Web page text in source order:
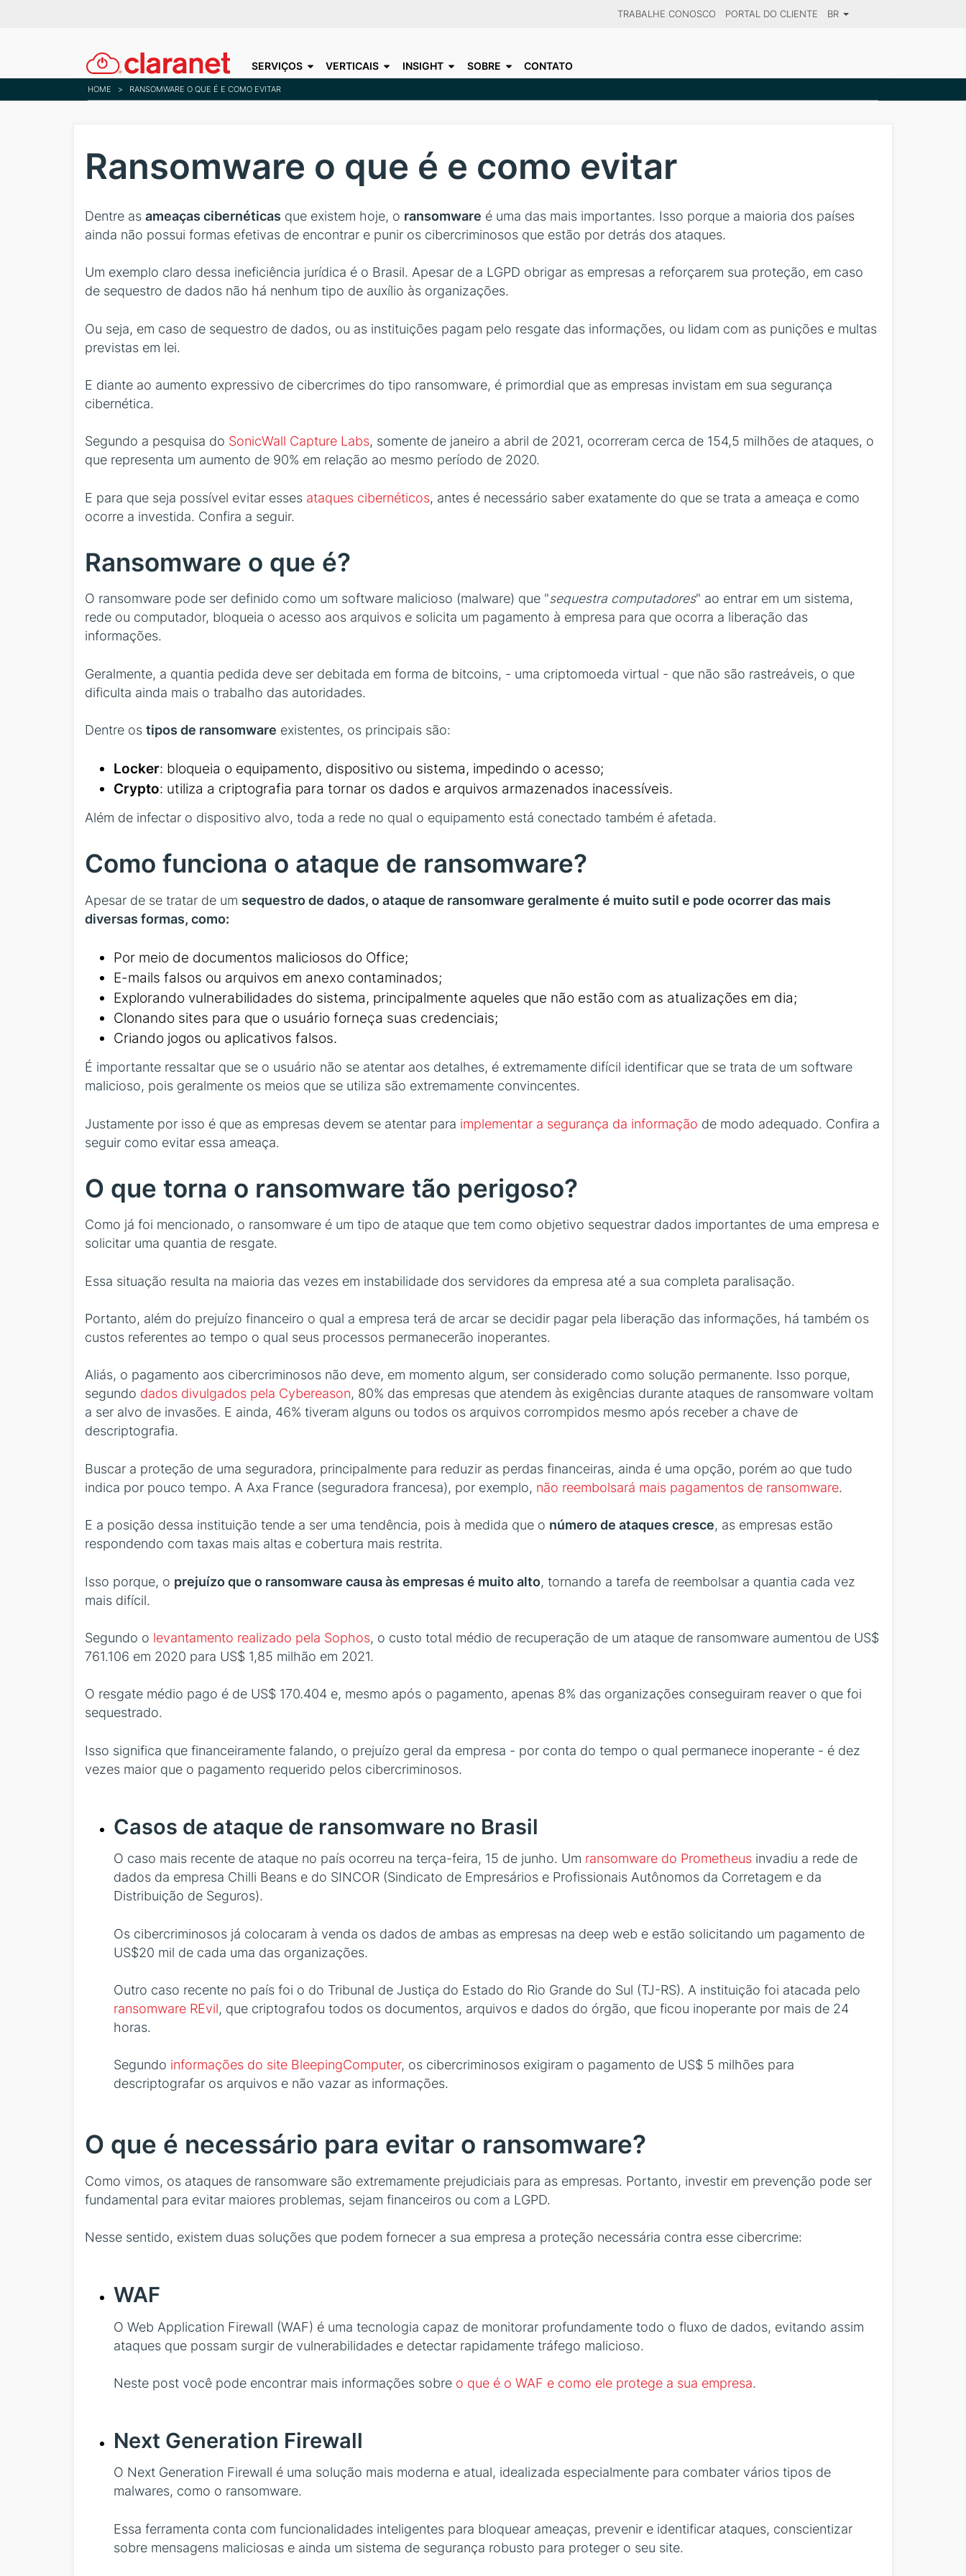
content
TRABALHE CONOSCO PORTAL DO CLIENTE BR
SERVIÇOS VERTICAIS INSIGHT SOBRE CONTATO
HOME > RANSOMWARE O QUE É E COMO EVITAR
Ransomware o que é e como evitar
Dentre as ameaças cibernéticas que existem hoje, o ransomware é uma das mais importantes. Isso porque a maioria dos países
ainda não possui formas efetivas de encontrar e punir os cibercriminosos que estão por detrás dos ataques.
Um exemplo claro dessa ineficiência jurídica é o Brasil. Apesar de a LGPD obrigar as empresas a reforçarem sua proteção, em caso
de sequestro de dados não há nenhum tipo de auxílio às organizações.
Ou seja, em caso de sequestro de dados, ou as instituições pagam pelo resgate das informações, ou lidam com as punições e multas
previstas em lei.
E diante ao aumento expressivo de cibercrimes do tipo ransomware, é primordial que as empresas invistam em sua segurança
cibernética.
Segundo a pesquisa do SonicWall Capture Labs, somente de janeiro a abril de 2021, ocorreram cerca de 154,5 milhões de ataques, o
que representa um aumento de 90% em relação ao mesmo período de 2020.
E para que seja possível evitar esses ataques cibernéticos, antes é necessário saber exatamente do que se trata a ameaça e como
ocorre a investida. Confira a seguir.
Ransomware o que é?
O ransomware pode ser definido como um software malicioso (malware) que "sequestra computadores" ao entrar em um sistema,
rede ou computador, bloqueia o acesso aos arquivos e solicita um pagamento à empresa para que ocorra a liberação das
informações.
Geralmente, a quantia pedida deve ser debitada em forma de bitcoins, - uma criptomoeda virtual - que não são rastreáveis, o que
dificulta ainda mais o trabalho das autoridades.
Dentre os tipos de ransomware existentes, os principais são:
Locker: bloqueia o equipamento, dispositivo ou sistema, impedindo o acesso;
Crypto: utiliza a criptografia para tornar os dados e arquivos armazenados inacessíveis.
Além de infectar o dispositivo alvo, toda a rede no qual o equipamento está conectado também é afetada.
Como funciona o ataque de ransomware?
Apesar de se tratar de um sequestro de dados, o ataque de ransomware geralmente é muito sutil e pode ocorrer das mais
diversas formas, como:
Por meio de documentos maliciosos do Office;
E-mails falsos ou arquivos em anexo contaminados;
Explorando vulnerabilidades do sistema, principalmente aqueles que não estão com as atualizações em dia;
Clonando sites para que o usuário forneça suas credenciais;
Criando jogos ou aplicativos falsos.
É importante ressaltar que se o usuário não se atentar aos detalhes, é extremamente difícil identificar que se trata de um software
malicioso, pois geralmente os meios que se utiliza são extremamente convincentes.
Justamente por isso é que as empresas devem se atentar para implementar a segurança da informação de modo adequado. Confira a
seguir como evitar essa ameaça.
O que torna o ransomware tão perigoso?
Como já foi mencionado, o ransomware é um tipo de ataque que tem como objetivo sequestrar dados importantes de uma empresa e
solicitar uma quantia de resgate.
Essa situação resulta na maioria das vezes em instabilidade dos servidores da empresa até a sua completa paralisação.
Portanto, além do prejuízo financeiro o qual a empresa terá de arcar se decidir pagar pela liberação das informações, há também os
custos referentes ao tempo o qual seus processos permanecerão inoperantes.
Aliás, o pagamento aos cibercriminosos não deve, em momento algum, ser considerado como solução permanente. Isso porque,
segundo dados divulgados pela Cybereason, 80% das empresas que atendem às exigências durante ataques de ransomware voltam
a ser alvo de invasões. E ainda, 46% tiveram alguns ou todos os arquivos corrompidos mesmo após receber a chave de
descriptografia.
Buscar a proteção de uma seguradora, principalmente para reduzir as perdas financeiras, ainda é uma opção, porém ao que tudo
indica por pouco tempo. A Axa France (seguradora francesa), por exemplo, não reembolsará mais pagamentos de ransomware.
E a posição dessa instituição tende a ser uma tendência, pois à medida que o número de ataques cresce, as empresas estão
respondendo com taxas mais altas e cobertura mais restrita.
Isso porque, o prejuízo que o ransomware causa às empresas é muito alto, tornando a tarefa de reembolsar a quantia cada vez
mais difícil.
Segundo o levantamento realizado pela Sophos, o custo total médio de recuperação de um ataque de ransomware aumentou de US$
761.106 em 2020 para US$ 1,85 milhão em 2021.
O resgate médio pago é de US$ 170.404 e, mesmo após o pagamento, apenas 8% das organizações conseguiram reaver o que foi
sequestrado.
Isso significa que financeiramente falando, o prejuízo geral da empresa - por conta do tempo o qual permanece inoperante - é dez
vezes maior que o pagamento requerido pelos cibercriminosos.
Casos de ataque de ransomware no Brasil
O caso mais recente de ataque no país ocorreu na terça-feira, 15 de junho. Um ransomware do Prometheus invadiu a rede de
dados da empresa Chilli Beans e do SINCOR (Sindicato de Empresários e Profissionais Autônomos da Corretagem e da
Distribuição de Seguros).
Os cibercriminosos já colocaram à venda os dados de ambas as empresas na deep web e estão solicitando um pagamento de
US$20 mil de cada uma das organizações.
Outro caso recente no país foi o do Tribunal de Justiça do Estado do Rio Grande do Sul (TJ-RS). A instituição foi atacada pelo
ransomware REvil, que criptografou todos os documentos, arquivos e dados do órgão, que ficou inoperante por mais de 24
horas.
Segundo informações do site BleepingComputer, os cibercriminosos exigiram o pagamento de US$ 5 milhões para
descriptografar os arquivos e não vazar as informações.
O que é necessário para evitar o ransomware?
Como vimos, os ataques de ransomware são extremamente prejudiciais para as empresas. Portanto, investir em prevenção pode ser
fundamental para evitar maiores problemas, sejam financeiros ou com a LGPD.
Nesse sentido, existem duas soluções que podem fornecer a sua empresa a proteção necessária contra esse cibercrime:
WAF
O Web Application Firewall (WAF) é uma tecnologia capaz de monitorar profundamente todo o fluxo de dados, evitando assim
ataques que possam surgir de vulnerabilidades e detectar rapidamente tráfego malicioso.
Neste post você pode encontrar mais informações sobre o que é o WAF e como ele protege a sua empresa.
Next Generation Firewall
O Next Generation Firewall é uma solução mais moderna e atual, idealizada especialmente para combater vários tipos de
malwares, como o ransomware.
Essa ferramenta conta com funcionalidades inteligentes para bloquear ameaças, prevenir e identificar ataques, conscientizar
sobre mensagens maliciosas e ainda um sistema de segurança robusto para proteger o seu site.